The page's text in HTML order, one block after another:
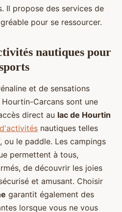
Il propose des services de
pour se ressourcer.
nautiques pour
et de sensations
Carcans sont une
direct au lac de Hourtin
nautiques telles
ou le paddle. Les campings
permettent à tous,
de découvrir les joies
et amusant. Choisir
garantit également des
lorsque vous ne vous